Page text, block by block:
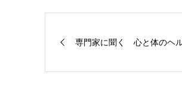
専門家に聞く 心と体のヘ